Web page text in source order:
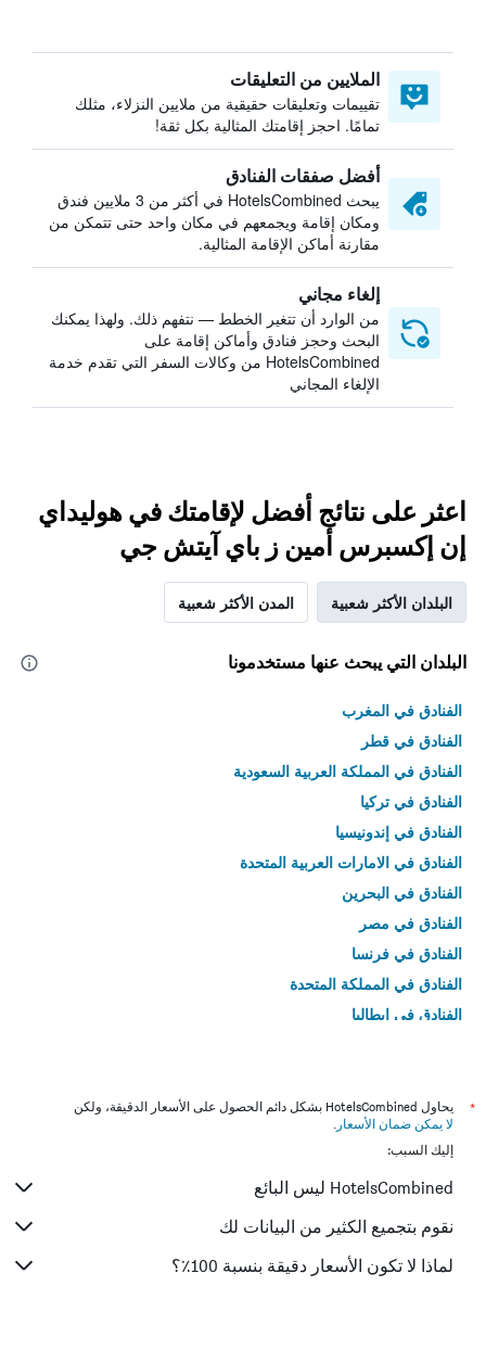
الملايين من التعليقات
تقييمات وتعليقات حقيقية من ملايين النزلاء، مثلك
تمامًا. احجز إقامتك المثالية بكل ثقة!
أفضل صفقات الفنادق
يبحث HotelsCombined في أكثر من 3 ملايين فندق
ومكان إقامة ويجمعهم في مكان واحد حتى تتمكن من
مقارنة أماكن الإقامة المثالية.
إلغاء مجاني
من الوارد أن تتغير الخطط — نتفهم ذلك. ولهذا يمكنك
البحث وحجز فنادق وأماكن إقامة على
HotelsCombined من وكالات السفر التي تقدم خدمة
الإلغاء المجاني
اعثر على نتائج أفضل لإقامتك في هوليداي
إن إكسبرس أمين ز باي آيتش جي
البلدان الأكثر شعبية المدن الأكثر شعبية
البلدان التي يبحث عنها مستخدمونا
الفنادق في المغرب
الفنادق في قطر
الفنادق في المملكة العربية السعودية
الفنادق في تركيا
الفنادق في إندونيسيا
الفنادق في الامارات العربية المتحدة
الفنادق في البحرين
الفنادق في مصر
الفنادق في فرنسا
الفنادق في المملكة المتحدة
الفنادق في إيطاليا
*
يحاول HotelsCombined بشكل دائم الحصول على الأسعار الدقيقة، ولكن
لا يمكن ضمان الأسعار .
إليك السبب:
HotelsCombined ليس البائع
نقوم بتجميع الكثير من البيانات لك
لماذا لا تكون الأسعار دقيقة بنسبة 100٪؟